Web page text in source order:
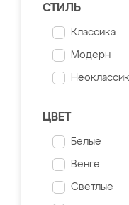
СТИЛЬ
Классика
Модерн
ЦВЕТ
Белые
Венге
Светлые